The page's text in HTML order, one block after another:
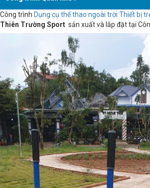
Công trình Dụng cụ thể thao ngoài trời Thiết bị
Thiên Trường Sport sản xuất và lắp đặt tại